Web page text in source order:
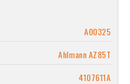
A00325
Ahlmann AZ85T
4107611A